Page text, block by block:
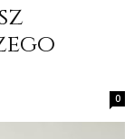
0